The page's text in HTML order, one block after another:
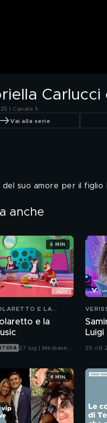
| Canale 5
Vai alla serie
del suo amore per il
anche
E LA
e la
27 lug | Mediaset
6 MIN
Luigi
29 ott
4 MIN